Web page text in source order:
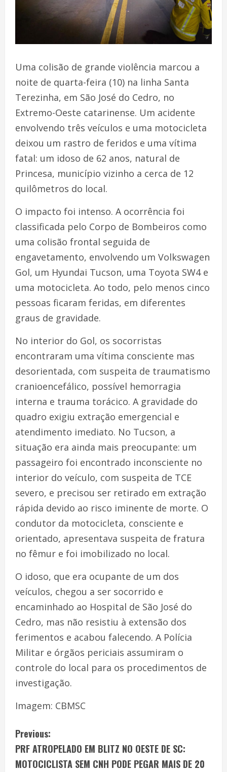
Uma colisão de grande violência marcou a
noite de quarta-feira (10) na linha Santa
Terezinha, em São José do Cedro, no
Extremo-Oeste catarinense. Um acidente
envolvendo três veículos e uma motocicleta
deixou um rastro de feridos e uma vítima
fatal: um idoso de 62 anos, natural de
Princesa, município vizinho a cerca de 12
quilômetros do local.
O impacto foi intenso. A ocorrência foi
classificada pelo Corpo de Bombeiros como
uma colisão frontal seguida de
engavetamento, envolvendo um Volkswagen
Gol, um Hyundai Tucson, uma Toyota SW4 e
uma motocicleta. Ao todo, pelo menos cinco
pessoas ficaram feridas, em diferentes
graus de gravidade.
No interior do Gol, os socorristas
encontraram uma vítima consciente mas
desorientada, com suspeita de traumatismo
cranioencefálico, possível hemorragia
interna e trauma torácico. A gravidade do
quadro exigiu extração emergencial e
atendimento imediato. No Tucson, a
situação era ainda mais preocupante: um
passageiro foi encontrado inconsciente no
interior do veículo, com suspeita de TCE
severo, e precisou ser retirado em extração
rápida devido ao risco iminente de morte. O
condutor da motocicleta, consciente e
orientado, apresentava suspeita de fratura
no fêmur e foi imobilizado no local.
O idoso, que era ocupante de um dos
veículos, chegou a ser socorrido e
encaminhado ao Hospital de São José do
Cedro, mas não resistiu à extensão dos
ferimentos e acabou falecendo. A Polícia
Militar e órgãos periciais assumiram o
controle do local para os procedimentos de
investigação.
Imagem: CBMSC
Previous:
PRF ATROPELADO EM BLITZ NO OESTE DE SC:
MOTOCICLISTA SEM CNH PODE PEGAR MAIS DE 20